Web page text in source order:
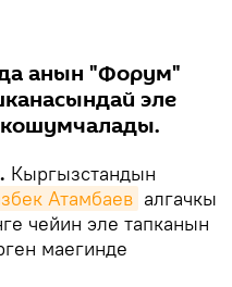
анын "Форум"
эле
кошумчалады.
Кыргызстандын
Атамбаев алгачкы
чейин эле тапканын
маегинде